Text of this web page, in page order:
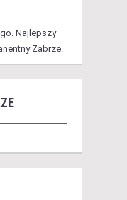
Najlepszy
Zabrze.